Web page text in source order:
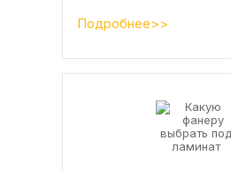
составы. В этой статье
Подробнее>>